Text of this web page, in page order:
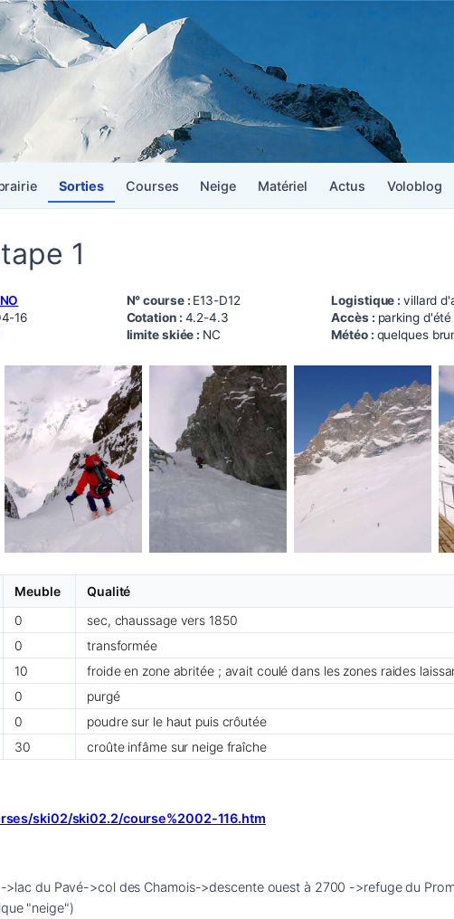
Sorties Courses Neige Matériel Actus Voloblog
1
16
N° course : E13-D12
Cotation : 4.2-4.3
limite skiée : NC
Logistique :villard
Accès : parking
Météo : quelques
Meuble
Qualité
0
sec, chaussage vers 1850
0
transformée
10
froide en zone abritée ; avait coulé dans les zones raides
0
purgé
0
poudre sur le haut puis crôutée
30 croûte infâme sur neige fraîche
ski02/ski02.2/course%2002-116.htm
>lac du Pavé->col des Chamois->descente ouest à 2700 ->refuge du
"neige")